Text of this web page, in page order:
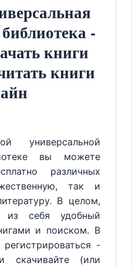
-
книги
книги
универсальной
вы можете
различных
так и
В целом,
из себя удобный
и поиском. В
-
скачивайте (или